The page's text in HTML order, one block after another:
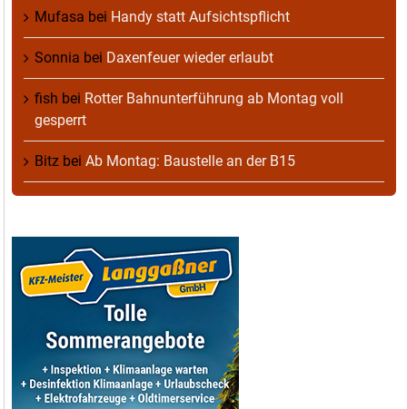
Mufasa bei Handy statt Aufsichtspflicht
Sonnia bei Daxenfeuer wieder erlaubt
fish bei Rotter Bahnunterführung ab Montag voll
gesperrt
Bitz bei Ab Montag: Baustelle an der B15